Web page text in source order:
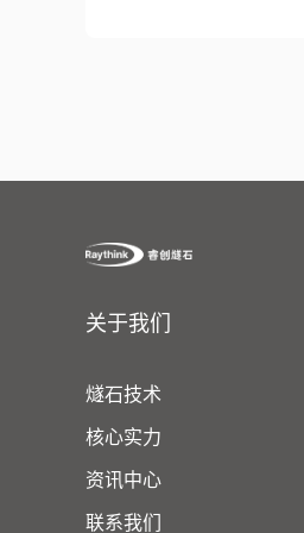
关于我们
燧石技术
核心实力
资讯中心
联系我们